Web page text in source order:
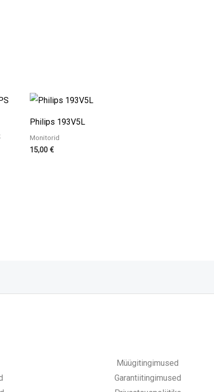
Philips 193V5L
Monitorid
15,00 €
Müügitingimused
Garantiitingimused